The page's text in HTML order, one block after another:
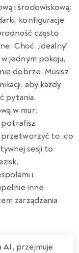
i środowiskową:
konfiguracje
często
Choć „idealny”
jednym pokoju,
dobrze. Musisz
aby każdy
pytania.
w mur:
potrafisz
przetworzyć to, co
sesji to
i
inne
zarządzania
AI, przejmuje